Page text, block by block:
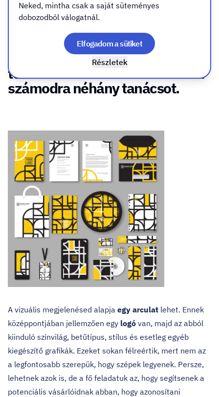
Mivel mi elsősorban a céged
megjelenésében tudunk segíteni
neked, ezért ebben a
témakörben szedtünk csokorba
számodra néhány tanácsot.
A vizuális megjelenésed alapja egy arculat lehet. Ennek
középpontjában jellemzően egy logó van, majd az abból
kiinduló színvilág, betűtípus, stílus és esetleg egyéb
kiegészítő grafikák. Ezeket sokan félreértik, mert nem az
a legfontosabb szerepük, hogy szépek legyenek. Persze,
lehetnek azok is, de a fő feladatuk az, hogy segítsenek a
potenciális vásárlóidnak abban, hogy azonosítani
Neked, mintha csak a saját süteményes
dobozodból válogatnál.
Részletek
Elfogadom a sütiket